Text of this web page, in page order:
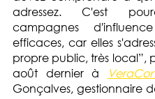
adressez. C'est
campagnes
efficaces, car elles
propre public, très local”,
août dernier à
Gonçalves, gestionnaire